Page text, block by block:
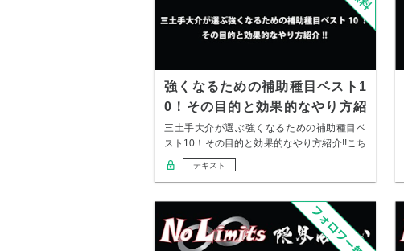
強くなるための補助種目ベスト1
0！その目的と効果的なやり方紹
介!!
三土手大介が選ぶ強くなるための補助種目ベ
スト10！その目的と効果的なやり方紹介!!こち
らの…
テキスト